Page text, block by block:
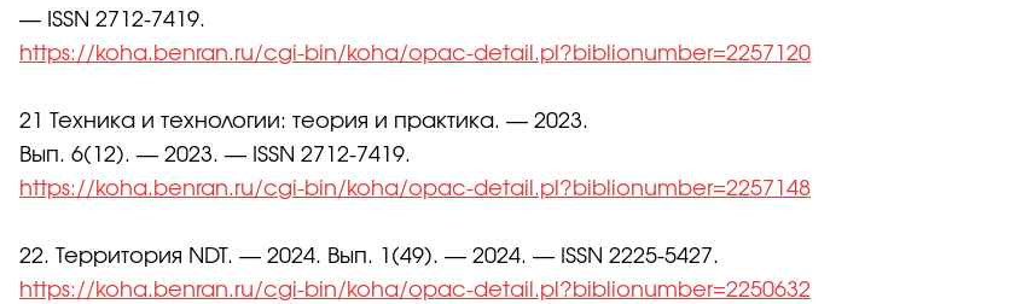
— ISSN 2712-7419.
https://koha.benran.ru/cgi-bin/koha/opac-detail.pl?biblionumber=2257120
21 Техника и технологии: теория и практика. — 2023.
Вып. 6(12). — 2023. — ISSN 2712-7419.
https://koha.benran.ru/cgi-bin/koha/opac-detail.pl?biblionumber=2257148
22. Территория NDT. — 2024. Вып. 1(49). — 2024. — ISSN 2225-5427.
https://koha.benran.ru/cgi-bin/koha/opac-detail.pl?biblionumber=2250632